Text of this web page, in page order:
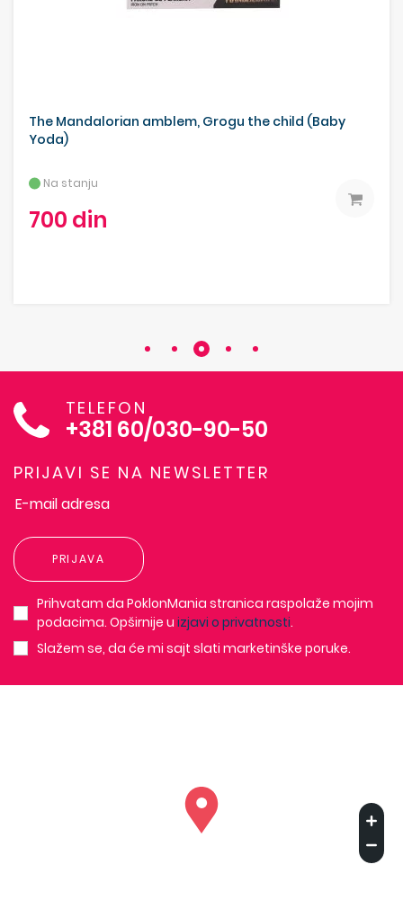
The Mandalorian amblem, Grogu the child (Baby
Yoda)
Na stanju
700 din
TELEFON
+381 60/030-90-50
PRIJAVI SE NA NEWSLETTER
PRIJAVA
Prihvatam da PoklonMania stranica raspolaže mojim
podacima. Opširnije u izjavi o privatnosti.
Slažem se, da će mi sajt slati marketinške poruke.